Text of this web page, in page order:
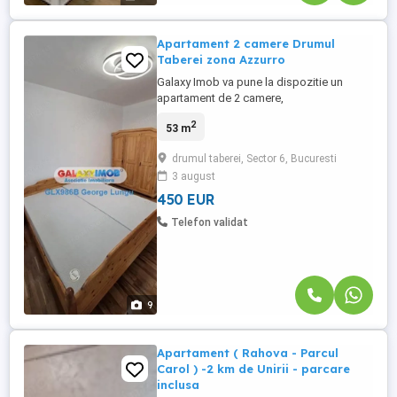
9
Apartament 2 camere Drumul
Taberei zona Azzurro
Galaxy Imob va pune la dispozitie un
apartament de 2 camere,
Taberei, zona Raul Doamnei. Azzurro.
fara risc seismic Reabilitat termic: Da
Zona cu un ambient placut si
accesibilitate excelenta Detalii
53 m2
drumul taberei, Sector 6, Bucuresti
3 august
450 EUR
Telefon validat
Apartament ( Rahova - Parcul
Carol ) -2 km de Unirii - parcare
inclusa